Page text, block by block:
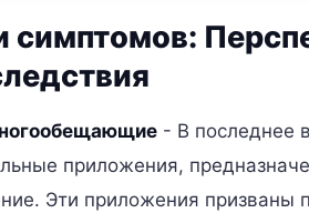
симптомов:
- В последнее
приложения,
Эти приложения призваны